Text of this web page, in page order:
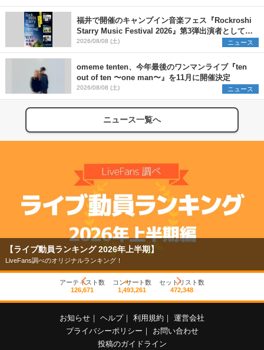
2026』早割チケット発売開始
福井で開催のキャンプイン音楽フェス『Rockroshi
Starry Music Festival 2026』第3弾出演者として
SCOOBIE DO、かりゆし58、Reiを発表
2026/08/08 (土) ニュース
omeme tenten、今年最後のワンマンライブ『ten
out of ten 〜one man〜』を11月に開催決定
2026/08/08 (土) ニュース
ニュース一覧へ
【ライブ動員ランキング 2026年上半期】
LiveFans調べのオリジナルランキング！
アーティスト数
126,671
コンサート数
1,493,261
セットリスト数
472,348
お知らせ ｜ ヘルプ｜ 利用規約 ｜ 運営会社
プライバシーポリシー ｜
お問い合わせ
投稿のガイドライン